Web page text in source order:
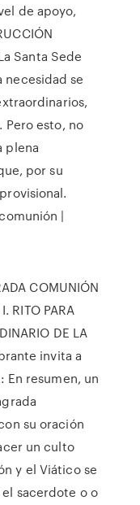
de apoyo,
Santa Sede
necesidad se
esto, no
plena
por su
|
COMUNIÓN
RITO PARA
DE LA
invita a
En resumen, un
su oración
un culto
y el Viático se
sacerdote o o